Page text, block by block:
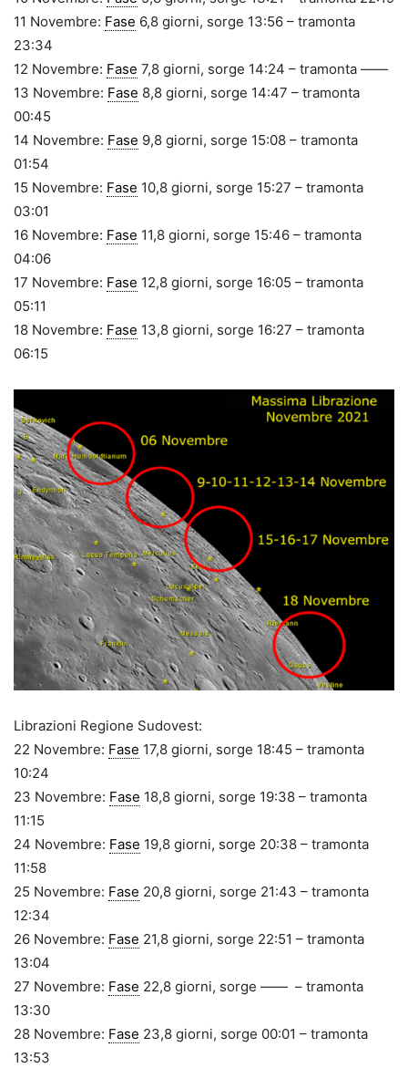
11 Novembre: Fase 6,8 giorni, sorge 13:56 – tramonta
23:34
12 Novembre: Fase 7,8 giorni, sorge 14:24 – tramonta ——
13 Novembre: Fase 8,8 giorni, sorge 14:47 – tramonta
00:45
14 Novembre: Fase 9,8 giorni, sorge 15:08 – tramonta
01:54
15 Novembre: Fase 10,8 giorni, sorge 15:27 – tramonta
03:01
16 Novembre: Fase 11,8 giorni, sorge 15:46 – tramonta
04:06
17 Novembre: Fase 12,8 giorni, sorge 16:05 – tramonta
05:11
18 Novembre: Fase 13,8 giorni, sorge 16:27 – tramonta
06:15
Librazioni Regione Sudovest:
22 Novembre: Fase 17,8 giorni, sorge 18:45 – tramonta
10:24
23 Novembre: Fase 18,8 giorni, sorge 19:38 – tramonta
11:15
24 Novembre: Fase 19,8 giorni, sorge 20:38 – tramonta
11:58
25 Novembre: Fase 20,8 giorni, sorge 21:43 – tramonta
12:34
26 Novembre: Fase 21,8 giorni, sorge 22:51 – tramonta
13:04
27 Novembre: Fase 22,8 giorni, sorge —— – tramonta
13:30
28 Novembre: Fase 23,8 giorni, sorge 00:01 – tramonta
13:53